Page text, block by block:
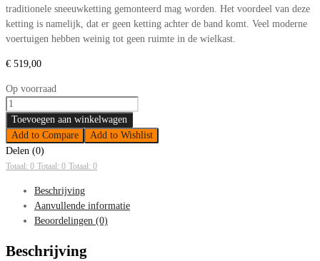
traditionele sneeuwketting gemonteerd mag worden. Het voordeel van deze
ketting is namelijk, dat er geen ketting achter de band komt. Veel moderne
voertuigen hebben weinig tot geen ruimte in de wielkast.
€ 519,00
Op voorraad
Sneeuwkettingen
RUD
Centrax
N893
225/70-
aantal
Toevoegen aan winkelwagen
Add to Compare
Add to Wishlist
Delen (0)
Totaal: 0 Totaal: 0 Totaal: 0
Beschrijving
Aanvullende informatie
Beoordelingen (0)
Beschrijving